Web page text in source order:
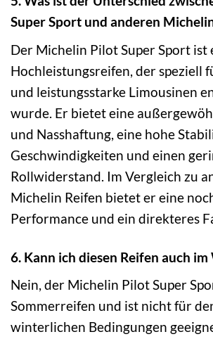
Super Sport und anderen
Der Michelin Pilot Super Sport ist
Hochleistungsreifen, der speziell
und leistungsstarke Limousinen
wurde. Er bietet eine
und Nasshaftung, eine hohe
Geschwindigkeiten und einen
Rollwiderstand. Im Vergleich zu
Michelin Reifen bietet er eine
Performance und ein direkteres
6. Kann ich diesen Reifen auch
Nein, der Michelin Pilot Super
Sommerreifen und ist nicht für
winterlichen Bedingungen